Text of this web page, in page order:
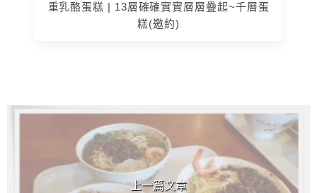
重乳酪蛋糕 | 13層確確實實層層疊起~千層蛋
糕(邀約)
上 / 下一篇文章
上一篇文章